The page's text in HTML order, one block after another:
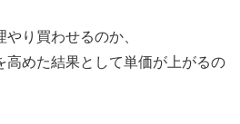
り買わせるのか、
高めた結果として単価が上がるの